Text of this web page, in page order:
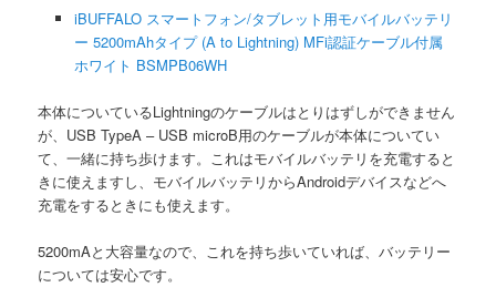
iBUFFALO スマートフォン/タブレット用モバイルバッテリ
ー 5200mAhタイプ (A to Lightning) MFi認証ケーブル付属
ホワイト BSMPB06WH
本体についているLightningのケーブルはとりはずしができません
が、USB TypeA – USB microB用のケーブルが本体についてい
て、一緒に持ち歩けます。これはモバイルバッテリを充電すると
きに使えますし、モバイルバッテリからAndroidデバイスなどへ
充電をするときにも使えます。
5200mAと大容量なので、これを持ち歩いていれば、バッテリー
については安心です。